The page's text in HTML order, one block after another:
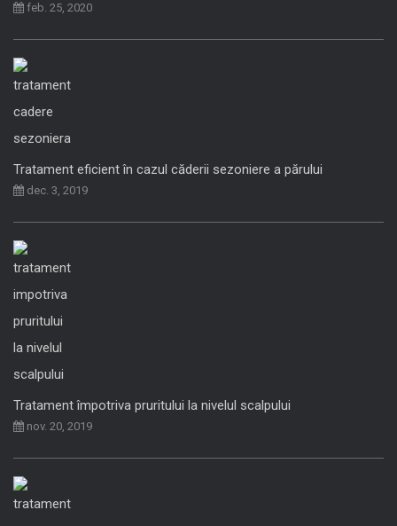
feb. 25, 2020
Tratament eficient în cazul căderii sezoniere a părului
dec. 3, 2019
Tratament împotriva pruritului la nivelul scalpului
nov. 20, 2019